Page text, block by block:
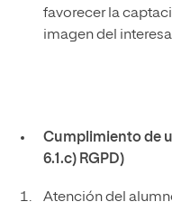
favorecer la
imagen del
Cumplimiento de
6.1.c) RGPD)
Atención del